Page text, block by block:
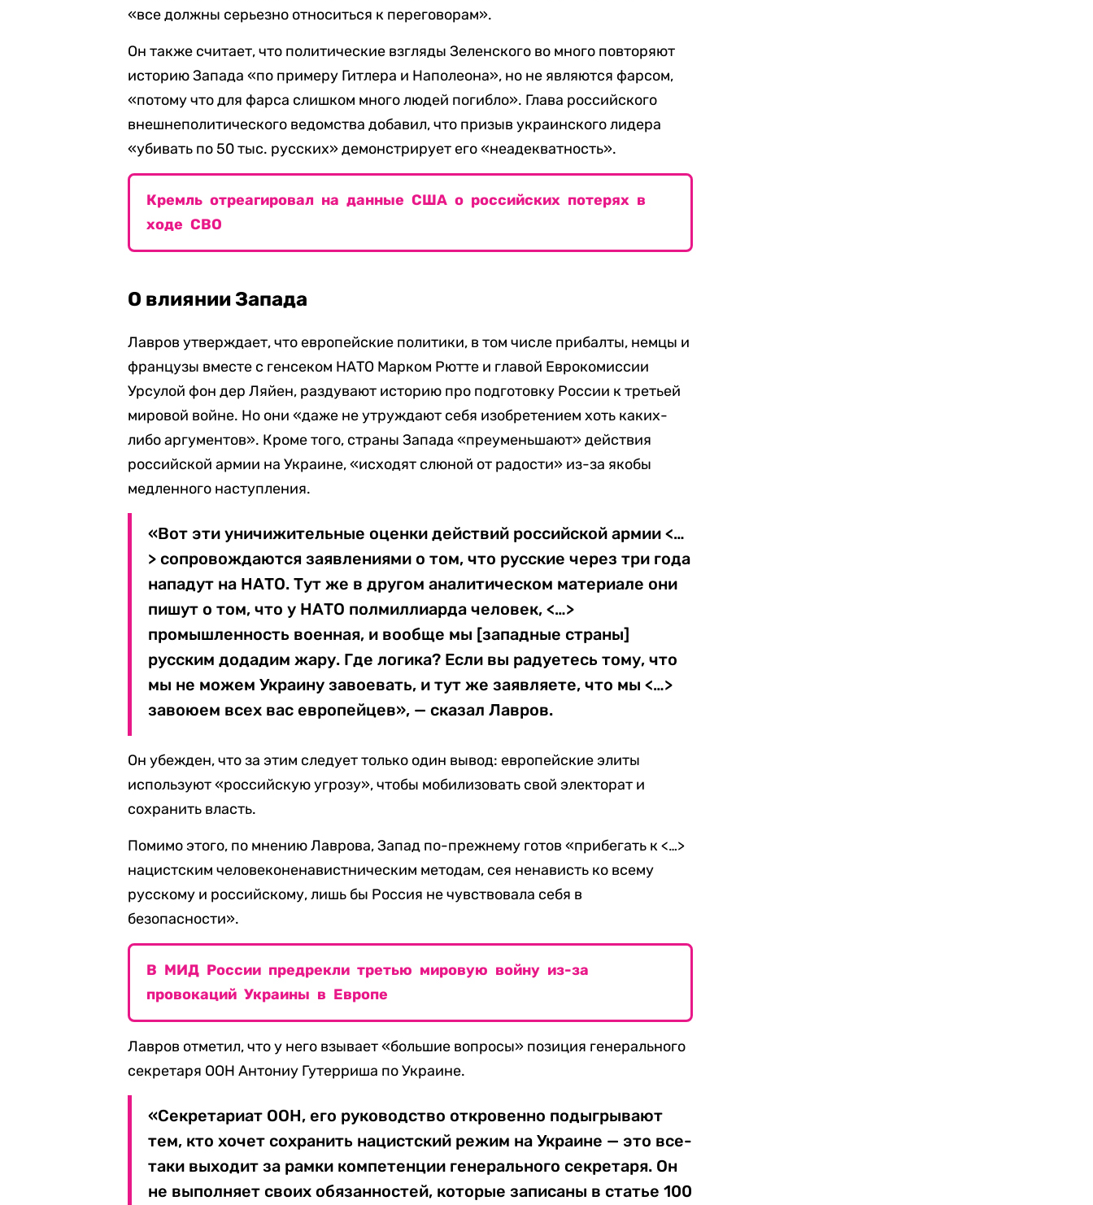
«все должны серьезно относиться к переговорам».
Он также считает, что политические взгляды Зеленского во много повторяют
историю Запада «по примеру Гитлера и Наполеона», но не являются фарсом,
«потому что для фарса слишком много людей погибло». Глава российского
внешнеполитического ведомства добавил, что призыв украинского лидера
«убивать по 50 тыс. русских» демонстрирует его «неадекватность».
Кремль отреагировал на данные США о российских потерях в
ходе СВО
О влиянии Запада
Лавров утверждает, что европейские политики, в том числе прибалты, немцы и
французы вместе с генсеком НАТО Марком Рютте и главой Еврокомиссии
Урсулой фон дер Ляйен, раздувают историю про подготовку России к третьей
мировой войне. Но они «даже не утруждают себя изобретением хоть каких-
либо аргументов». Кроме того, страны Запада «преуменьшают» действия
российской армии на Украине, «исходят слюной от радости» из-за якобы
медленного наступления.
«Вот эти уничижительные оценки действий российской армии <…
> сопровождаются заявлениями о том, что русские через три года
нападут на НАТО. Тут же в другом аналитическом материале они
пишут о том, что у НАТО полмиллиарда человек, <…>
промышленность военная, и вообще мы [западные страны]
русским додадим жару. Где логика? Если вы радуетесь тому, что
мы не можем Украину завоевать, и тут же заявляете, что мы <…>
завоюем всех вас европейцев», — сказал Лавров.
Он убежден, что за этим следует только один вывод: европейские элиты
используют «российскую угрозу», чтобы мобилизовать свой электорат и
сохранить власть.
Помимо этого, по мнению Лаврова, Запад по-прежнему готов «прибегать к <…>
нацистским человеконенавистническим методам, сея ненависть ко всему
русскому и российскому, лишь бы Россия не чувствовала себя в
безопасности».
В МИД России предрекли третью мировую войну из-за
провокаций Украины в Европе
Лавров отметил, что у него взывает «большие вопросы» позиция генерального
секретаря ООН Антониу Гутерриша по Украине.
«Секретариат ООН, его руководство откровенно подыгрывают
тем, кто хочет сохранить нацистский режим на Украине — это все-
таки выходит за рамки компетенции генерального секретаря. Он
не выполняет своих обязанностей, которые записаны в статье 100